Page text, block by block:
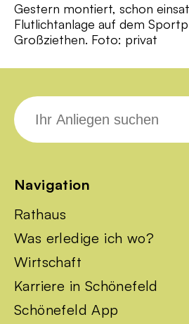
Gestern montiert, schon
Flutlichtanlage auf dem
Großziethen. Foto: privat
Navigation
Rathaus
Was erledige ich wo?
Wirtschaft
Karriere in Schönefeld
Schönefeld App
Suche
nach: